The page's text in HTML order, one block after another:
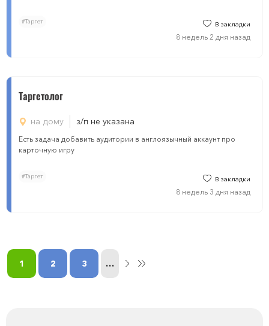
#Таргет В закладки
8 недель 2 дня назад
Таргетолог
на дому з/п не указана
Есть задача добавить аудитории в англоязычный аккаунт про
карточную игру
#Таргет В закладки
8 недель 3 дня назад
1 2 3 …